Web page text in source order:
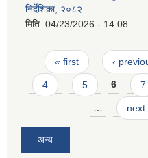
निर्देशिका, २०८२
मिति: 04/23/2026 - 14:08
Pages
« first ‹
4 5 6 7
… next
अन्य